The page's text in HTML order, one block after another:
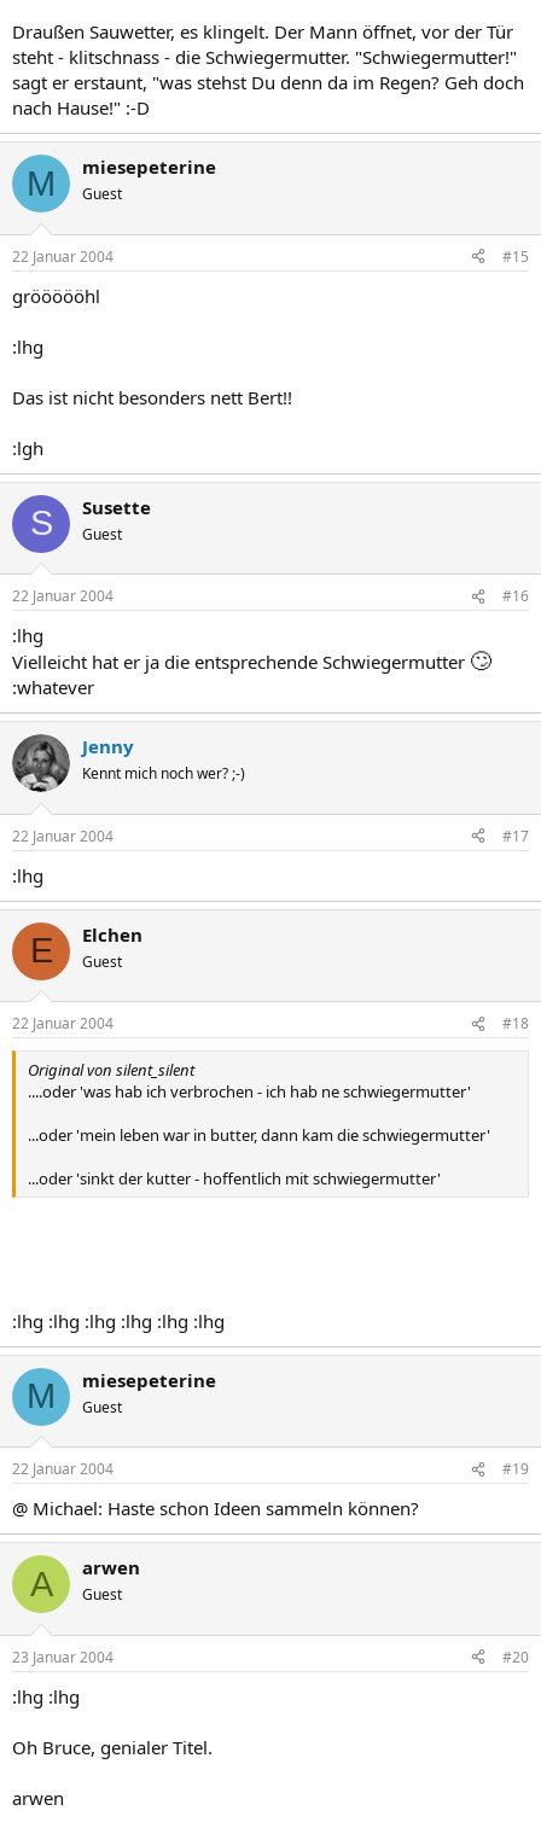
Draußen Sauwetter, es klingelt. Der Mann öffnet, vor der Tür
steht - klitschnass - die Schwiegermutter. "Schwiegermutter!"
sagt er erstaunt, "was stehst Du denn da im Regen? Geh doch
nach Hause!" :-D
M miesepeterine
Guest
22 Januar 2004 #15
gröööööhl
:lhg
Das ist nicht besonders nett Bert!!
:lgh
S Susette
Guest
22 Januar 2004 #16
:lhg
Vielleicht hat er ja die entsprechende Schwiegermutter 🙄
:whatever
Jenny
Kennt mich noch wer? ;-)
22 Januar 2004 #17
:lhg
E Elchen
Guest
22 Januar 2004 #18
Original von silent_silent
....oder 'was hab ich verbrochen - ich hab ne schwiegermutter'
...oder 'mein leben war in butter, dann kam die schwiegermutter'
...oder 'sinkt der kutter - hoffentlich mit schwiegermutter'
:lhg :lhg :lhg :lhg :lhg :lhg
M miesepeterine
Guest
22 Januar 2004 #19
@ Michael: Haste schon Ideen sammeln können?
A arwen
Guest
23 Januar 2004 #20
:lhg :lhg
Oh Bruce, genialer Titel.
arwen